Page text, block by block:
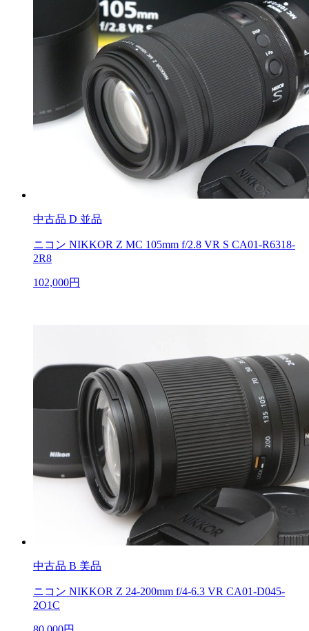
中古品 D 並品
ニコン NIKKOR Z MC 105mm f/2.8 VR S CA01-R6318-
2R8
102,000円
中古品 B 美品
ニコン NIKKOR Z 24-200mm f/4-6.3 VR CA01-D045-
2O1C